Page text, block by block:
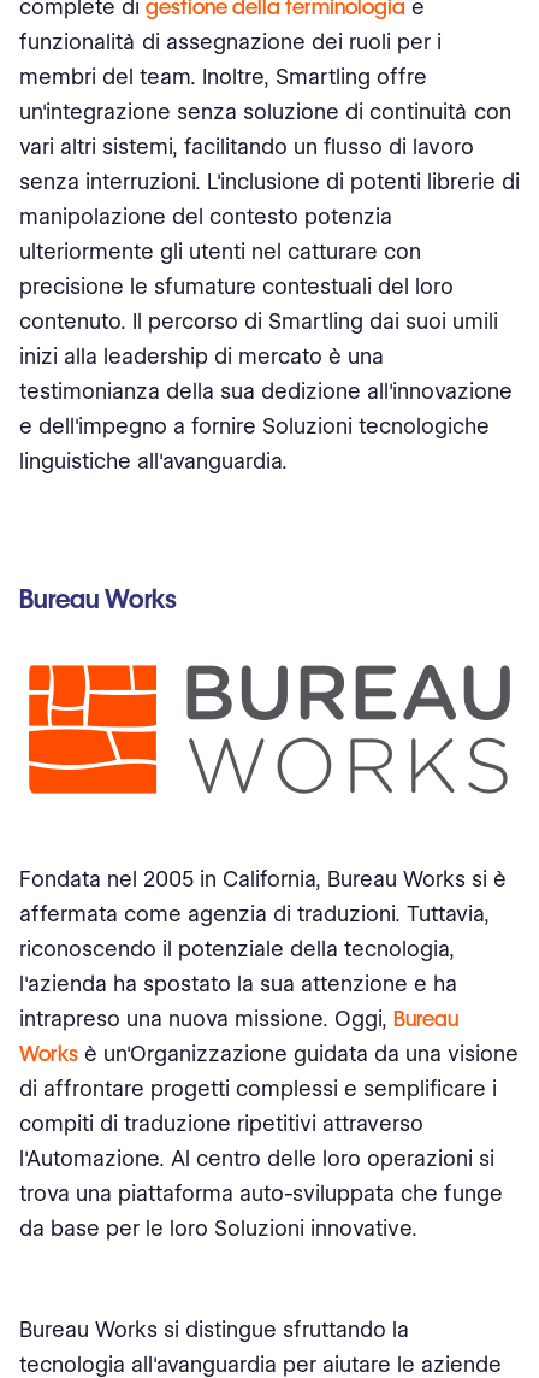
complete di gestione della terminologia e
funzionalità di assegnazione dei ruoli per i
membri del team. Inoltre, Smartling offre
un'integrazione senza soluzione di continuità con
vari altri sistemi, facilitando un flusso di lavoro
senza interruzioni. L'inclusione di potenti librerie di
manipolazione del contesto potenzia
ulteriormente gli utenti nel catturare con
precisione le sfumature contestuali del loro
contenuto. Il percorso di Smartling dai suoi umili
inizi alla leadership di mercato è una
testimonianza della sua dedizione all'innovazione
e dell'impegno a fornire Soluzioni tecnologiche
linguistiche all'avanguardia.
Bureau Works
Fondata nel 2005 in California, Bureau Works si è
affermata come agenzia di traduzioni. Tuttavia,
riconoscendo il potenziale della tecnologia,
l'azienda ha spostato la sua attenzione e ha
intrapreso una nuova missione. Oggi, Bureau
Works è un'Organizzazione guidata da una visione
di affrontare progetti complessi e semplificare i
compiti di traduzione ripetitivi attraverso
l'Automazione. Al centro delle loro operazioni si
trova una piattaforma auto-sviluppata che funge
da base per le loro Soluzioni innovative.
Bureau Works si distingue sfruttando la
tecnologia all'avanguardia per aiutare le aziende